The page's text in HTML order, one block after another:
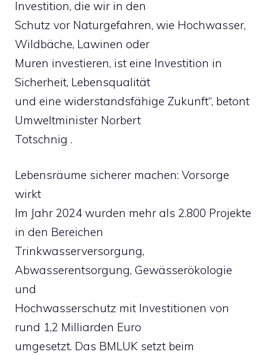
Investition, die wir in den
Schutz vor Naturgefahren, wie Hochwasser,
Wildbäche, Lawinen oder
Muren investieren, ist eine Investition in
Sicherheit, Lebensqualität
und eine widerstandsfähige Zukunft“, betont
Umweltminister Norbert
Totschnig .
Lebensräume sicherer machen: Vorsorge
wirkt
Im Jahr 2024 wurden mehr als 2.800 Projekte
in den Bereichen
Trinkwasserversorgung,
Abwasserentsorgung, Gewässerökologie
und
Hochwasserschutz mit Investitionen von
rund 1,2 Milliarden Euro
umgesetzt. Das BMLUK setzt beim